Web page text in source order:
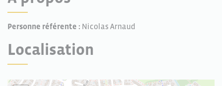
Personne référente : Nicolas Arnaud
Localisation